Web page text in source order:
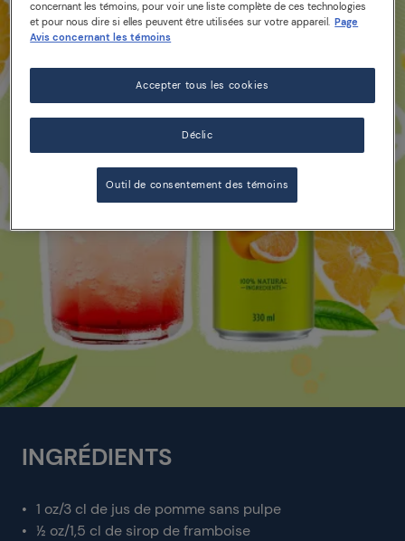
INGRÉDIENTS
1 oz/3 cl de jus de pomme sans pulpe
½ oz/1,5 cl de sirop de framboise
concernant les témoins, pour voir une liste complète de ces technologies
et pour nous dire si elles peuvent être utilisées sur votre appareil. Page
Avis concernant les témoins
Déclic
Accepter tous les cookies
Outil de consentement des témoins